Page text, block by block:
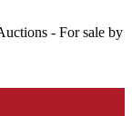
- For sale by